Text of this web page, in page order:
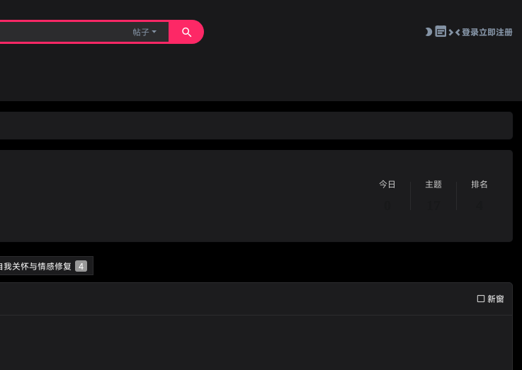
帖子
版
登录立即注册
今日 主题 排名
我关怀与情感修复 4
新窗